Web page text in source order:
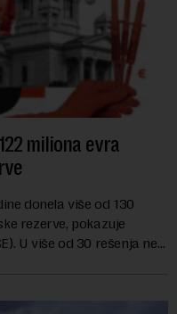
miliona evra
donela više od 130
rezerve, pokazuje
U više od 30 rešenja ne